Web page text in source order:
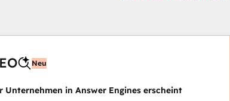
Neu
Unternehmen in Answer Engines erscheint